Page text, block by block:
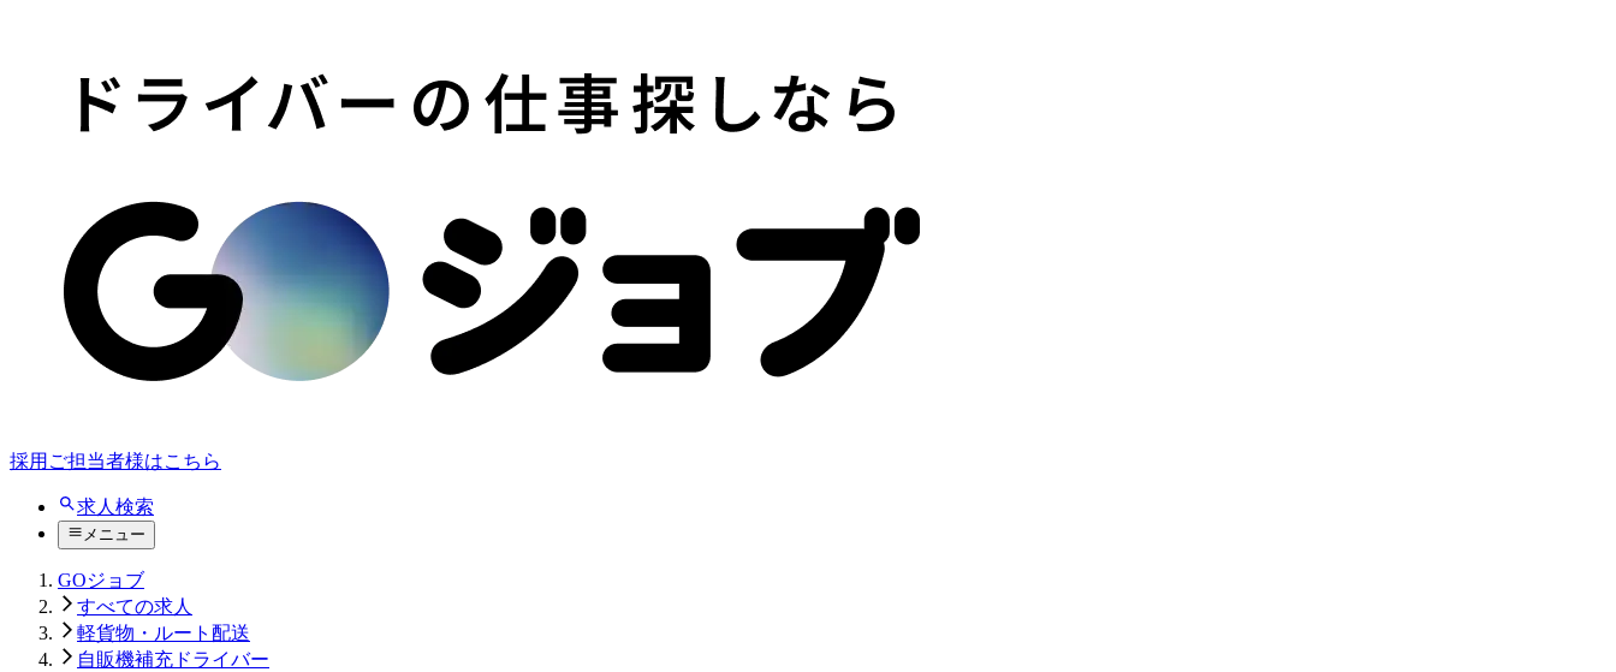
採用ご担当者様はこちら
求人検索
メニュー
GOジョブ
すべての求人
軽貨物・ルート配送
自販機補充ドライバー